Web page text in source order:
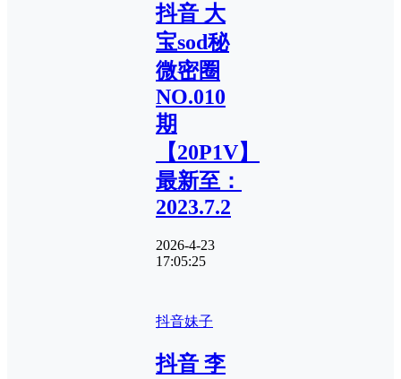
抖音 大
宝sod秘
微密圈
NO.010
期
【20P1V】
最新至：
2023.7.2
2026-4-23
17:05:25
抖音妹子
抖音 李